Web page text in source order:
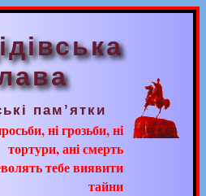
пам’ятки
ні грозьби, ні
тортури, ані смерть
тебе виявити
тайни